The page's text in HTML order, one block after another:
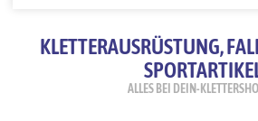
KLETTERAUSRÜSTUNG,
ALLES BEI DEIN-